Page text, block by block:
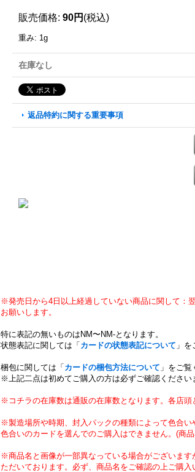
販売価格: 90円 (税込)
重み: 1g
在庫なし
返品特約に関する重要事項
※発売日から4日以上経過していない商品に関して：
お願いします。
特に表記の無いものはNM〜NM-となります。
状態表記に関しては「 カードの状態表記について 」を
梱包に関しては「 カードの梱包方法について 」をご覧
※上記二点は初めてご購入の方は必ずご確認ください
※コチラの在庫数は通販の在庫数となります。各店頭
※製造場所や時期、封入パックの種類によって色合
色合いのカードを選んでのご購入はできません。(商
※商品名と画像が一部異なっている場合がございま
ただいております。必ず、商品名をご確認の上ご購